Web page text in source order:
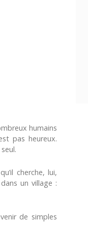
humains
pas heureux.
cherche, lui,
un village :
de simples